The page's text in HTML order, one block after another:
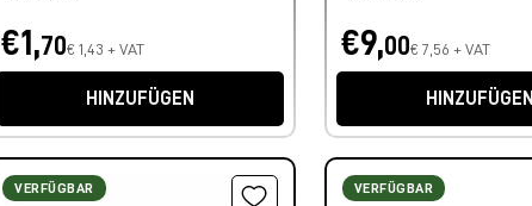
€1,70€ 1,43 + VAT
HINZUFÜGEN
€9,00€ 7,56 + VAT
HINZUFÜGEN
VERFÜGBAR VERFÜGBAR